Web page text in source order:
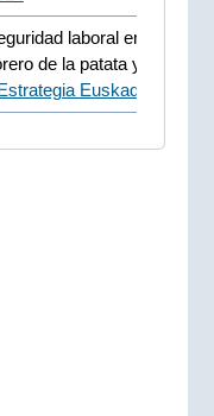
laboral en tareas
de la patata y de la
Euskadipreben